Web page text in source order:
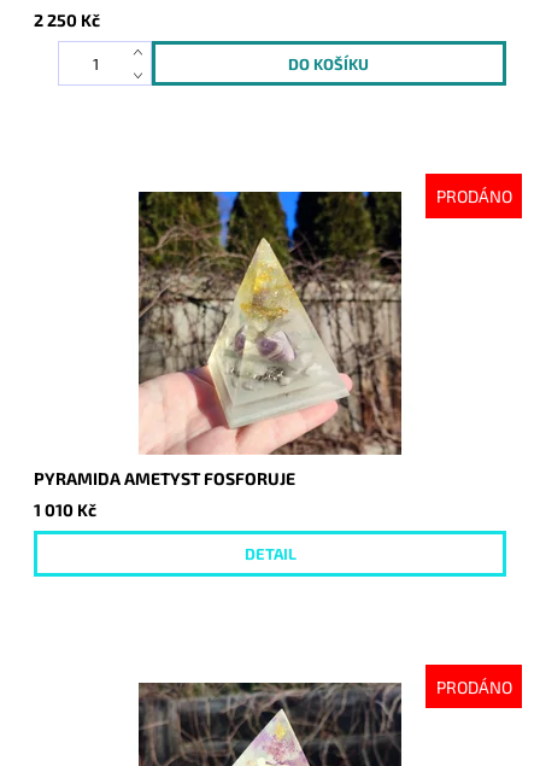
2 250 Kč
PRODÁNO
PYRAMIDA AMETYST FOSFORUJE
1 010 Kč
DETAIL
PRODÁNO